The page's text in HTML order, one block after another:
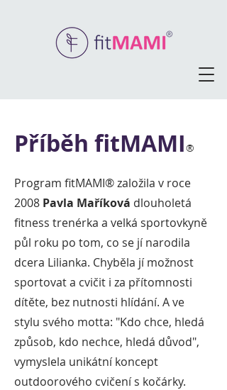
Příběh fitMAMI®
Program fitMAMI® založila v roce
2008 Pavla Maříková dlouholetá
fitness trenérka a velká sportovkyně
půl roku po tom, co se jí narodila
dcera Lilianka. Chyběla jí možnost
sportovat a cvičit i za přítomnosti
dítěte, bez nutnosti hlídání. A ve
stylu svého motta: "Kdo chce, hledá
způsob, kdo nechce, hledá důvod",
vymyslela unikátní koncept
outdoorového cvičení s kočárky.